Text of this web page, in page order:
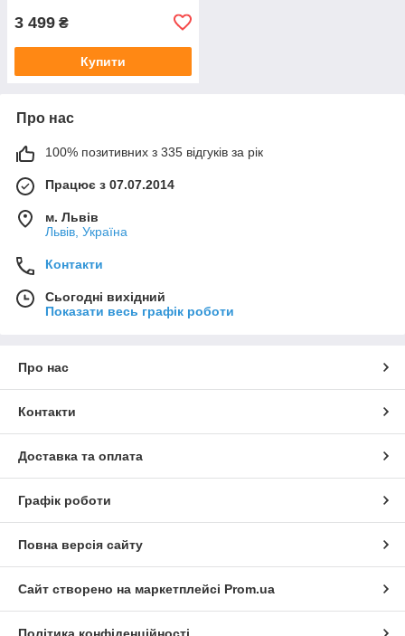
3 499 ₴
Купити
Про нас
100% позитивних з 335 відгуків за рік
Працює з 07.07.2014
м. Львів
Львів, Україна
Контакти
Сьогодні вихідний
Показати весь графік роботи
Про нас
Контакти
Доставка та оплата
Графік роботи
Повна версія сайту
Сайт створено на маркетплейсі Prom.ua